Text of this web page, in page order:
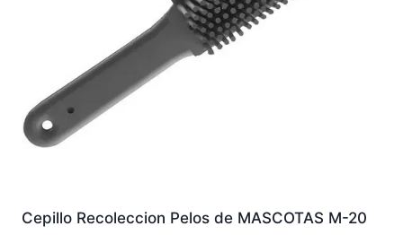
Cepillo Recoleccion Pelos de MASCOTAS M-20